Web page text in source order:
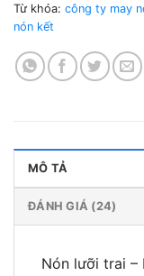
Từ khóa: công ty may
nón kết
MÔ TẢ
ĐÁNH GIÁ (24)
Nón lưỡi trai –